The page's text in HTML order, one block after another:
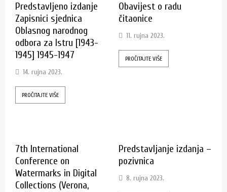
Predstavljeno izdanje
Zapisnici sjednica
Oblasnog narodnog
odbora za Istru [1943-
1945] 1945-1947
14. rujna 2023.
PROČITAJTE VIŠE
Obavijest o radu
čitaonice
11. rujna 2023.
PROČITAJTE VIŠE
7th International
Conference on
Watermarks in Digital
Collections (Verona,
Predstavljanje izdanja –
pozivnica
8. rujna 2023.